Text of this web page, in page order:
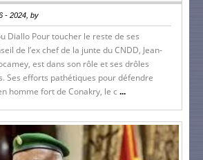
- 2024, by
Diallo Pour toucher le reste de ses
de l’ex chef de la junte du CNDD, Jean-
est dans son rôle et ses drôles
Ses efforts pathétiques pour défendre
homme fort de Conakry, le c ...